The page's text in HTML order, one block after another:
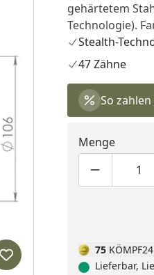
Produkt zur Wunschliste
gehärtetem
Technologie).
Stealth-
47 Zähne
So
Menge
75
Lieferbar,